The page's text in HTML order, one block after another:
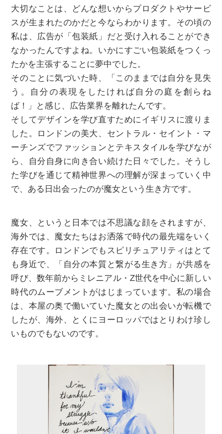
大切なことは、どんな想いからプロダクトやサービ
スが生まれたのかだと今ならわかります。その頃の
私は、広告が「包装紙」だと受け入れることができ
なかったんですよね。いかにすごい包装紙をつくっ
たかを主張することに夢中でした。
そのことに気づいた時、「このままでは自分を見失
う。自分の表現をしたければ自分の庭を創らね
ば！」と感じ、広告業界を離れたんです。
そしてデザインを学び直すためにイギリスに渡りま
した。ロンドンの美大、セントラル・セイント・マ
ーチンズでファッションとテキスタイルを学びなが
ら、自分自身に向き合い続けた日々でした。そうし
た学びを通じて精神世界への理解が深まっていく中
で、ある日出会ったのが魔女という生き方です。
魔女、というと日本では不思議な顔をされますが、
海外では、魔女たちはお洒落で時代の最先端をいく
存在です。ロンドンでもスピリチュアリティはとて
も身近で、「自分の本質と繋がる生き方」が共感を
呼び、数年前からミレニアル・Z世代を中心に新しい
時代のムーブメントがはじまっています。私の場合
は、本屋の奥で働いていた魔女との出会いが転機で
したが、海外、とくにヨーロッパではとりわけ珍し
いものでもないのです。